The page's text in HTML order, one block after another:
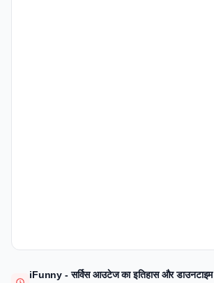
iFunny - सर्विस आउटेज का इतिहास और डाउनटाइम